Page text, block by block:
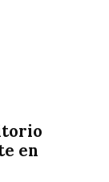
en